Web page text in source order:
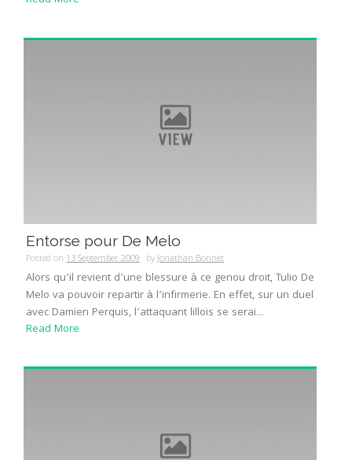
Entorse pour De Melo
Posted on 13 September 2009 byJonathan Bonnet
Alors qu’il revient d’une blessure à ce genou droit, Tulio De
Melo va pouvoir repartir à l’infirmerie. En effet, sur un duel
avec Damien Perquis, l’attaquant lillois se serai...
Read More